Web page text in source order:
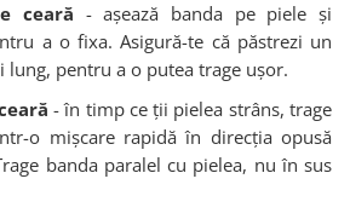
ceară - așează banda pe piele și
a o fixa. Asigură-te că păstrezi un
lung, pentru a o putea trage ușor.
- în timp ce ții pielea strâns, trage
o mișcare rapidă în direcția opusă
banda paralel cu pielea, nu în sus